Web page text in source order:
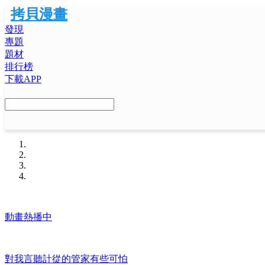
拷貝漫畫
發現
專題
題材
排行榜
下載APP
動畫熱播中
對我言聽計從的管家有些可怕